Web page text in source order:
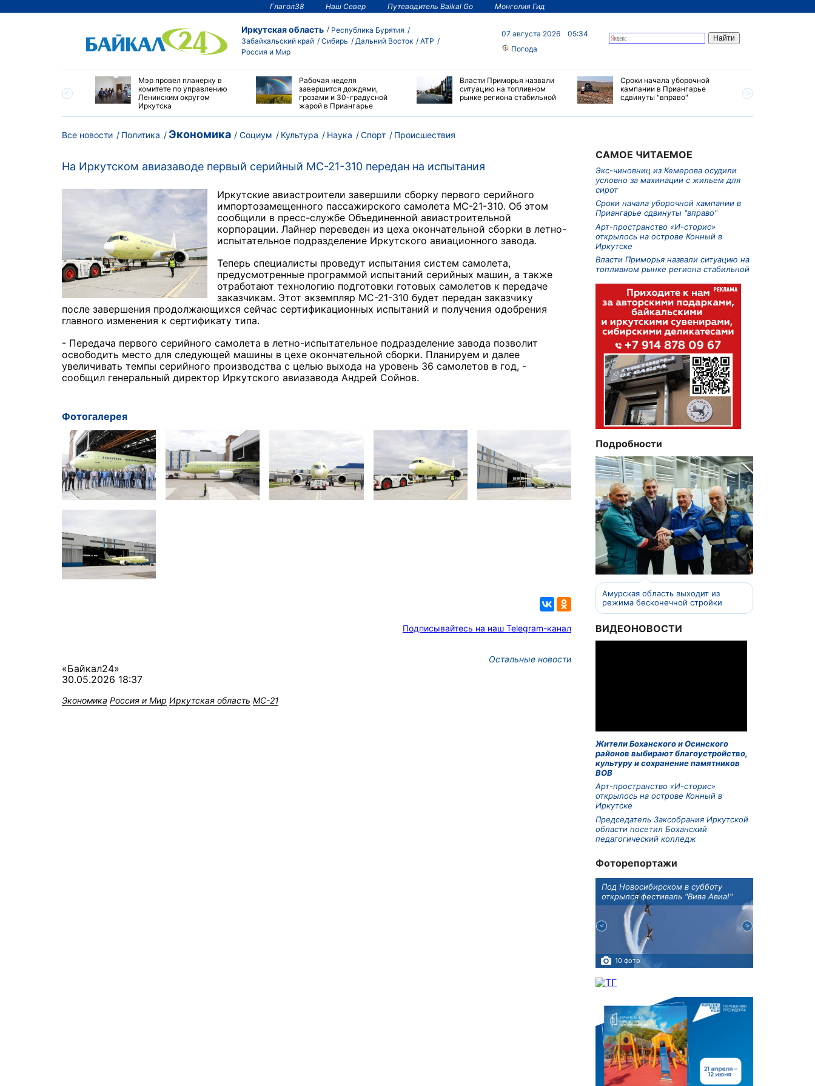
Глагол38 Наш Север Путеводитель Baikal Go Монголия Гид
Иркутская область
Республика Бурятия
Забайкальский край
Сибирь Дальний Восток
АТР
Россия и Мир
07 августа 2026
05:34
Погода
сделать
Мэр провел планерку в
комитете по управлению
Ленинским округом
Иркутска
Рабочая неделя
завершится дождями,
грозами и 30-градусной
жарой в Приангарье
Власти Приморья назвали
ситуацию на топливном
рынке региона стабильной
Сроки начала уборочной
кампании в Приангарье
сдвинуты "вправо"
Все новости Политика Экономика Социум Культура Наука Спорт Происшествия
На Иркутском авиазаводе первый серийный МС-21-310 передан на испытания
Иркутские авиастроители завершили сборку первого серийного
импортозамещенного пассажирского самолета МС-21-310. Об этом
сообщили в пресс-службе Объединенной авиастроительной
корпорации. Лайнер переведен из цеха окончательной сборки в летно-
испытательное подразделение Иркутского авиационного завода.
Теперь специалисты проведут испытания систем самолета,
предусмотренные программой испытаний серийных машин, а также
отработают технологию подготовки готовых самолетов к передаче
заказчикам. Этот экземпляр МС-21-310 будет передан заказчику
после завершения продолжающихся сейчас сертификационных испытаний и получения одобрения
главного изменения к сертификату типа.
- Передача первого серийного самолета в летно-испытательное подразделение завода позволит
освободить место для следующей машины в цехе окончательной сборки. Планируем и далее
увеличивать темпы серийного производства с целью выхода на уровень 36 самолетов в год, -
сообщил генеральный директор Иркутского авиазавода Андрей Сойнов.
Фотогалерея
Подписывайтесь на наш Telegram-канал
Остальные новости
«Байкал24»
30.05.2026 18:37
Экономика Россия и Мир Иркутская область МС-21
САМОЕ ЧИТАЕМОЕ
Экс-чиновниц из Кемерова осудили
условно за махинации с жильем для
сирот
Сроки начала уборочной кампании в
Приангарье сдвинуты "вправо"
Арт-пространство «И-сторис»
открылось на острове Конный в
Иркутске
Власти Приморья назвали ситуацию на
топливном рынке региона стабильной
Подробности
Амурская область выходит из
режима бесконечной стройки
ВИДЕОНОВОСТИ
Жители Боханского и Осинского
районов выбирают благоустройство,
культуру и сохранение памятников
ВОВ
Арт-пространство «И-сторис»
открылось на острове Конный в
Иркутске
Председатель Заксобрания Иркутской
области посетил Боханский
педагогический колледж
Фоторепортажи
Под Новосибирском в субботу
открылся фестиваль "Вива Авиа!"
10 фото